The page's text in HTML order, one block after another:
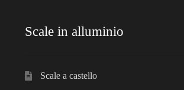
Scale in alluminio
Scale a castello